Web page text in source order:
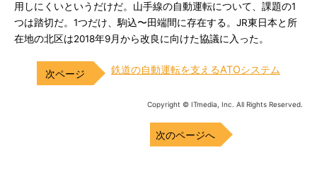
用しにくいというだけだ。山手線の自動運転について、課題の1
つは踏切だ。1つだけ、駒込〜田端間に存在する。JR東日本と所
在地の北区は2018年9月から改良に向けた協議に入った。
鉄道の自動運転を支えるATOシステム
Copyright © ITmedia, Inc. All Rights Reserved.
次のページへ